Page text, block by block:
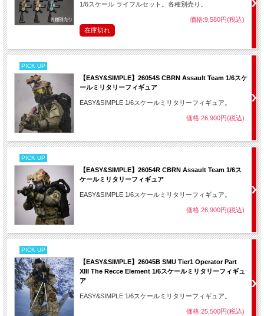
1/6スケール ライフルセット。各種別売り。
価格:9,580円(税込)
在庫切れ
PICK UP
【EASY&SIMPLE】26054S CBRN Assault Team 1/6スケ
ールミリタリーフィギュア
EASY&SIMPLE 1/6スケールミリタリーフィギュア。
価格:26,900円(税込)
PICK UP
【EASY&SIMPLE】26054R CBRN Assault Team 1/6ス
ケールミリタリーフィギュア
EASY&SIMPLE 1/6スケールミリタリーフィギュア。
価格:26,900円(税込)
PICK UP
【EASY&SIMPLE】26045B SMU Tier1 Operator Part
XIII The Recce Element 1/6スケールミリタリーフィギュ
ア
EASY&SIMPLE 1/6スケールミリタリーフィギュア。
価格:25,500円(税込)